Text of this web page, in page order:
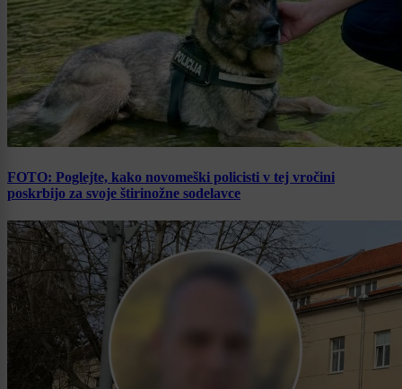
FOTO: Poglejte, kako novomeški policisti v tej vročini
poskrbijo za svoje štirinožne sodelavce